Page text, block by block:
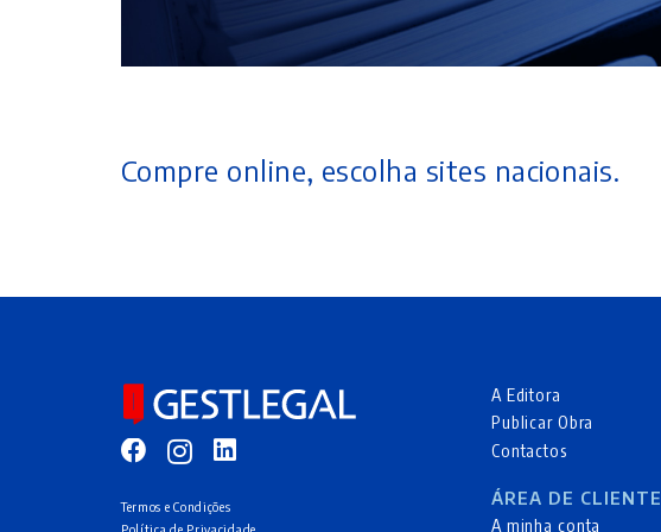
Compre online, escolha sites nacionais.
Termos e Condições
A Editora
Publicar Obra
Contactos
ÁREA DE CLIENTE
A minha conta